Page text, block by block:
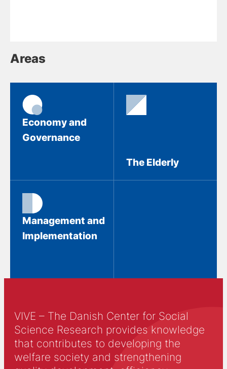
Areas
Economy and
Governance
The Elderly
Management and
Implementation
VIVE – The Danish Center for Social
Science Research provides knowledge
that contributes to developing the
welfare society and strengthening